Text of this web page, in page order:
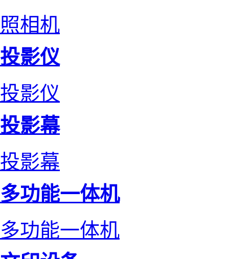
照相机
投影仪
投影仪
投影幕
投影幕
多功能一体机
多功能一体机